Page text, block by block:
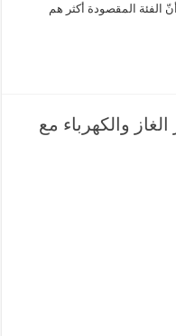
الفئة المقصودة أكثر هم
والكهرباء مع